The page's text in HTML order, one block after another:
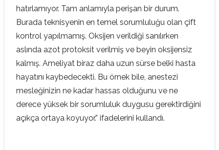
hatırlamıyor. Tam anlamıyla perişan bir durum.
Burada teknisyenin en temel sorumluluğu olan çift
kontrol yapılmamış. Oksijen verildiği sanılırken
aslında azot protoksit verilmiş ve beyin oksijensiz
kalmış. Ameliyat biraz daha uzun sürse belki hasta
hayatını kaybedecekti. Bu örnek bile, anestezi
mesleğinizin ne kadar hassas olduğunu ve ne
derece yüksek bir sorumluluk duygusu gerektirdiğini
açıkça ortaya koyuyor.” ifadelerini kullandı.